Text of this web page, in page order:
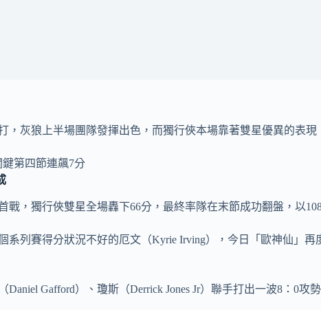
，灰狼上半場團隊發揮出色，而獨行俠本場靠著雙星優異的表
，獨行俠雙星全場轟下66分，最終率隊在末節成功翻盤，以
系列賽得分狀況不好的厄文（Kyrie Irving），今日「歐神仙」
Gafford）、瓊斯（Derrick Jones Jr）聯手打出一波8：0